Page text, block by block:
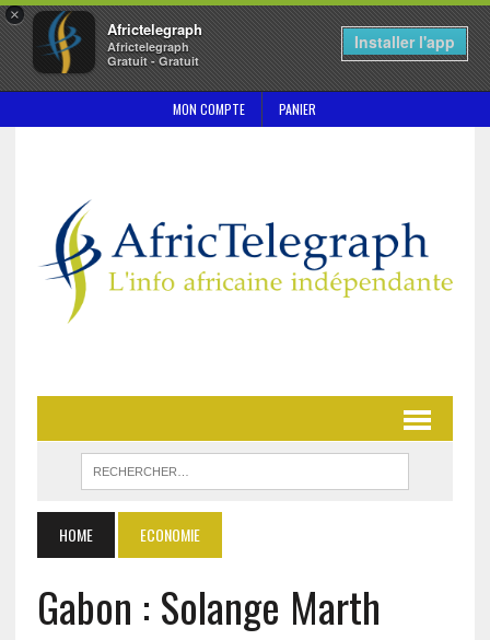
×
Africtelegraph
Africtelegraph
Gratuit - Gratuit
Installer l'app
MON COMPTE PANIER
HOME ECONOMIE
Gabon : Solange Marth